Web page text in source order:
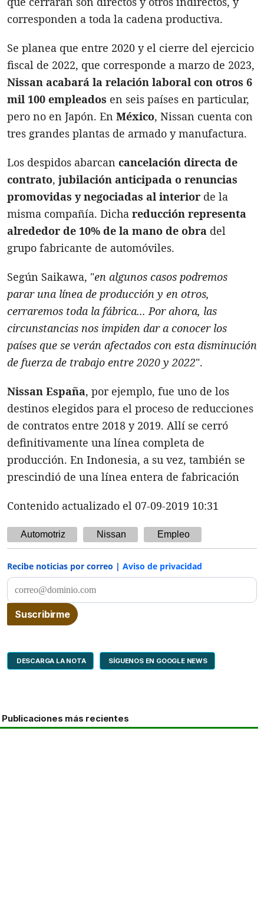
corresponden a toda la cadena productiva.
Se planea que entre 2020 y el cierre del ejercicio
fiscal de 2022, que corresponde a marzo de 2023,
Nissan acabará la relación laboral con otros 6
mil 100 empleados en seis países en particular,
pero no en Japón. En México, Nissan cuenta con
tres grandes plantas de armado y manufactura.
Los despidos abarcan cancelación directa de
contrato, jubilación anticipada o renuncias
promovidas y negociadas al interior de la
misma compañía. Dicha reducción representa
alrededor de 10% de la mano de obra del
grupo fabricante de automóviles.
Según Saikawa, "en algunos casos podremos
parar una línea de producción y en otros,
cerraremos toda la fábrica... Por ahora, las
circunstancias nos impiden dar a conocer los
países que se verán afectados con esta disminución
de fuerza de trabajo entre 2020 y 2022".
Nissan España, por ejemplo, fue uno de los
destinos elegidos para el proceso de reducciones
de contratos entre 2018 y 2019. Allí se cerró
definitivamente una línea completa de
producción. En Indonesia, a su vez, también se
prescindió de una línea entera de fabricación
Contenido actualizado el 07-09-2019 10:31
Automotriz Nissan Empleo
Recibe noticias por correo | Aviso de privacidad
DESCARGA LA NOTA SÍGUENOS EN GOOGLE NEWS
Publicaciones más recientes